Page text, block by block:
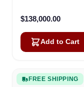
$138,000.00
Add to Cart
FREE SHIPPING